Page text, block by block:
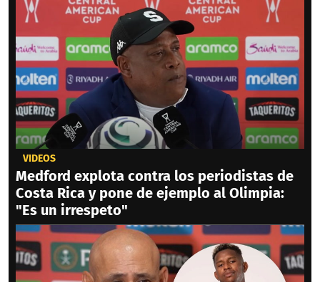
VIDEOS
Medford explota contra los periodistas de
Costa Rica y pone de ejemplo al Olimpia:
"Es un irrespeto"